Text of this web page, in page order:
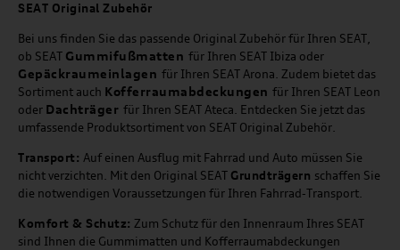
SEAT Original Zubehör
Bei uns finden Sie das passende Original Zubehör für Ihren SEAT,
ob SEAT Gummifußmatten für Ihren SEAT Ibiza oder
Gepäckraumeinlagen für Ihren SEAT Arona. Zudem bietet das
Sortiment auch Kofferraumabdeckungen für Ihren SEAT Leon
oder Dachträger für Ihren SEAT Ateca. Entdecken Sie jetzt das
umfassende Produktsortiment von SEAT Original Zubehör.
Transport: Auf einen Ausflug mit Fahrrad und Auto müssen Sie
nicht verzichten. Mit den Original SEAT Grundträgern schaffen Sie
die notwendigen Voraussetzungen für Ihren Fahrrad-Transport.
Komfort & Schutz: Zum Schutz für den Innenraum Ihres SEAT
sind Ihnen die Gummimatten und Kofferraumabdeckungen